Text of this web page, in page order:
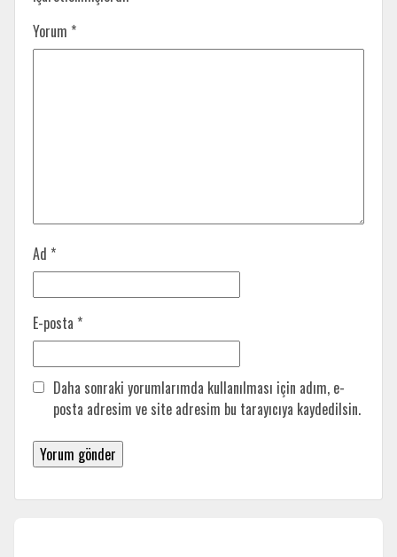
Yorum *
Ad *
E-posta *
Daha sonraki yorumlarımda kullanılması için adım, e-
posta adresim ve site adresim bu tarayıcıya kaydedilsin.